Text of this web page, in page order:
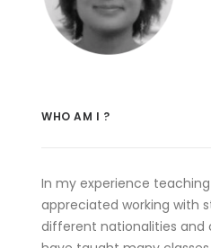
WHO AM I ?
In my experience
appreciated working with
different nationalities and